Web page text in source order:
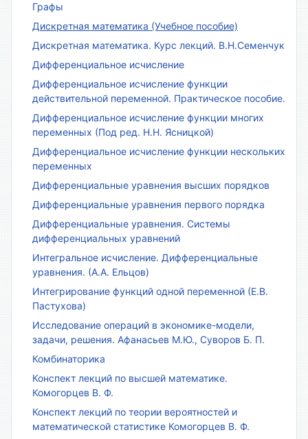
Графы
Дискретная математика (Учебное пособие)
Дискретная математика. Курс лекций. В.Н.Семенчук
Дифференциальное исчисление
Дифференциальное исчисление функции
действительной переменной. Практическое пособие.
Дифференциальное исчисление функции многих
переменных (Под ред. Н.Н. Ясницкой)
Дифференциальное исчисление функции нескольких
переменных
Дифференциальные уравнения высших порядков
Дифференциальные уравнения первого порядка
Дифференциальные уравнения. Системы
дифференциальных уравнений
Интегральное исчисление. Дифференциальные
уравнения. (А.А. Ельцов)
Интегрирование функций одной переменной (Е.В.
Пастухова)
Исследование операций в экономике-модели,
задачи, решения. Афанасьев М.Ю., Суворов Б. П.
Комбинаторика
Конспект лекций по высшей математике.
Комогорцев В. Ф.
Конспект лекций по теории вероятностей и
математической статистике Комогорцев В. Ф.